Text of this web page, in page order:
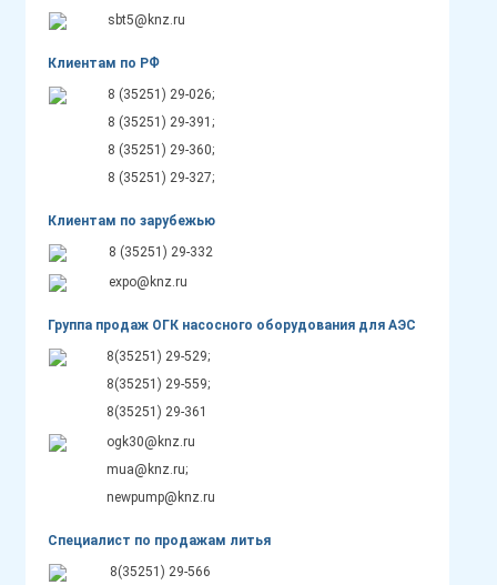
sbt5@knz.ru
Клиентам по РФ
8 (35251) 29-026;
8 (35251) 29-391;
8 (35251) 29-360;
8 (35251) 29-327;
Клиентам по зарубежью
8 (35251) 29-332
expo@knz.ru
Группа продаж ОГК насосного оборудования для АЭС
8(35251) 29-529;
8(35251) 29-559;
8(35251) 29-361
ogk30@knz.ru
mua@knz.ru;
newpump@knz.ru
Специалист по продажам литья
8(35251) 29-566